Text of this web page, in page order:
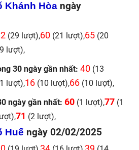
Khánh Hòa ngày
(29 lượt),60 (21 lượt),65 (20
lượt),
30 ngày gần nhất: 40 (13
lượt),16 (10 lượt),66 (10 lượt),
ngày gần nhất: 60 (1 lượt),77 (1
71 (2 lượt),
Huế ngày 02/02/2025